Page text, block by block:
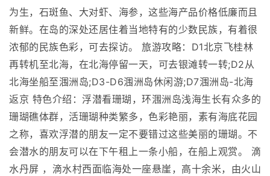
为生，石斑鱼、大对虾、海参，这些海产品价格低廉而且
新鲜。在岛的深处还居住着当地特有的少数民族，有着很
浓郁的民族色彩，可去探访。 旅游攻略：D1北京飞桂林
再转机至北海，在北海停留一天，可去银滩转一转;D2从
北海坐船至涠洲岛;D3-D6涠洲岛休闲游;D7涠洲岛-北海
返京 特色介绍：浮潜看珊瑚，环涠洲岛浅海生长有众多的
珊瑚礁体群，活珊瑚种类繁多，色彩艳丽，素有海底花园
之称，喜欢浮潜的朋友一定不要错过这些美丽的珊瑚。不
会潜水的朋友可以在下午租上一条小船，在船上观赏。 滴
水丹屏 ，滴水村西面临海处一座悬崖，高十余米，由火山